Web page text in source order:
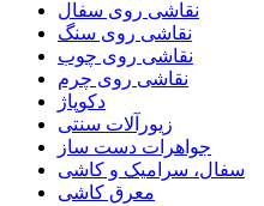
نقاشی روی سفال
نقاشی روی سنگ
نقاشی روی چوب
نقاشی روی چرم
دکوپاژ
زیورآلات سنتی
جواهرات دست ساز
سفال، سرامیک و کاشی
معرق کاشی